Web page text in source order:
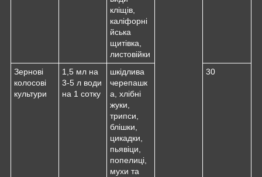
кліщів,
каліфорні
йська
щитівка,
листовійки
Зернові
колосові
культури
1,5 мл на
3-5 л води
на 1 сотку
шкідлива
черепашк
а, хлібні
жуки,
трипси,
блішки,
цикадки,
пьявіци,
попелиці,
мухи та
30